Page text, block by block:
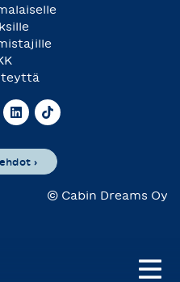
›
© Cabin Dreams Oy